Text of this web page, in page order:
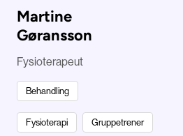
Martine
Gøransson
Fysioterapeut
Behandling
Fysioterapi Gruppetrener